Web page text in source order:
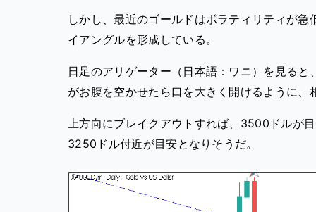
しかし、最近のゴールドはボラティリティが
イアングルを形成している。
日足のアリゲーター（日本語：ワニ）を見る
がお腹を空かせたら口を大きく開けるように
上方向にブレイクアウトすれば、3500ドルが
3250ドル付近が目安となりそうだ。